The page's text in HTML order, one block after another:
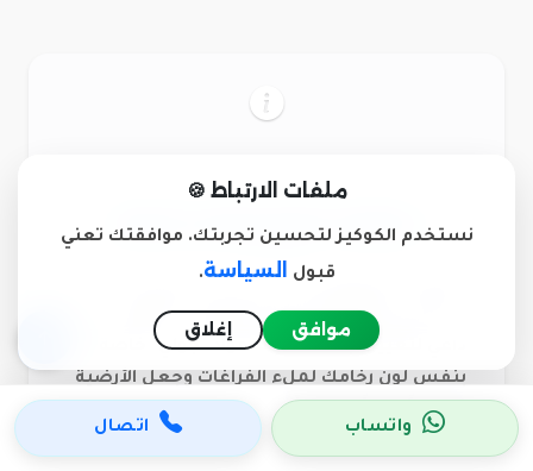
معالجة شروخ وتكسر الرخام
الأرضيات القديمة في الأحساء قد تعاني من
تكسر في الفواصل او حفر صغيرة. لا تقلق، لا
داعي لتغيير البلاط! نمتلك مواد "جولي" خاصة
بنفس لون رخامك لملء الفراغات وجعل الأرضية
سطحاً واحداً مستوياً.
واتساب
اتصال
ملفات الارتباط 🍪
نستخدم الكوكيز لتحسين تجربتك. موافقتك تعني
قبول
السياسة.
موافق إغلاق